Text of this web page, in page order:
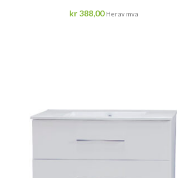
kr388,00 Herav mva